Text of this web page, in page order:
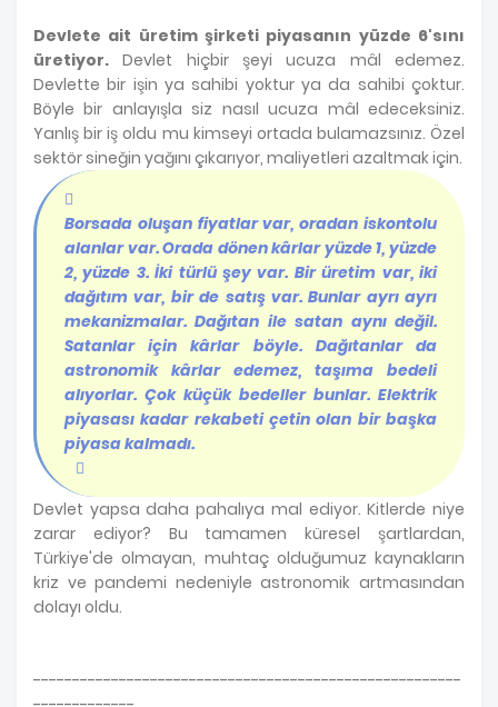
Devlete ait üretim şirketi piyasanın yüzde 6'sını
üretiyor. Devlet hiçbir şeyi ucuza mâl edemez.
Devlette bir işin ya sahibi yoktur ya da sahibi çoktur.
Böyle bir anlayışla siz nasıl ucuza mâl edeceksiniz.
Yanlış bir iş oldu mu kimseyi ortada bulamazsınız. Özel
sektör sineğin yağını çıkarıyor, maliyetleri azaltmak için.
Borsada oluşan fiyatlar var, oradan iskontolu
alanlar var. Orada dönen kârlar yüzde 1, yüzde
2, yüzde 3. İki türlü şey var. Bir üretim var, iki
dağıtım var, bir de satış var. Bunlar ayrı ayrı
mekanizmalar. Dağıtan ile satan aynı değil.
Satanlar için kârlar böyle. Dağıtanlar da
astronomik kârlar edemez, taşıma bedeli
alıyorlar. Çok küçük bedeller bunlar. Elektrik
piyasası kadar rekabeti çetin olan bir başka
piyasa kalmadı.
Devlet yapsa daha pahalıya mal ediyor. Kitlerde niye
zarar ediyor? Bu tamamen küresel şartlardan,
Türkiye'de olmayan, muhtaç olduğumuz kaynakların
kriz ve pandemi nedeniyle astronomik artmasından
dolayı oldu.
-------------------------------------------------------